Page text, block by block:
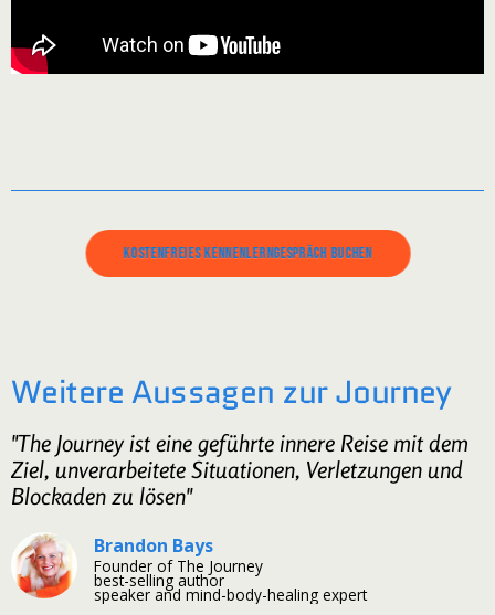
Kostenfreies Kennenlerngespräch buchen
Weitere Aussagen zur Journey
"The Journey ist eine geführte innere Reise mit dem
Ziel, unverarbeitete Situationen, Verletzungen und
Blockaden zu lösen"
Brandon Bays
Founder of The Journey
best-selling author
speaker and mind-body-healing expert